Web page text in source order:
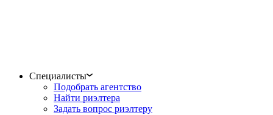
Специалисты
Подобрать агентство
Найти риэлтера
Задать вопрос риэлтеру